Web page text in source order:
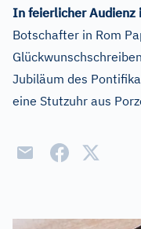
In feierlicher Audienz
Botschafter in Rom
Jubiläum des
eine Stutzuhr aus